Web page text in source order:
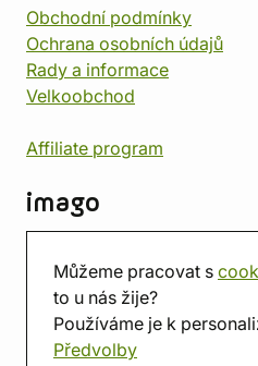
Můžeme pracovat s
to u nás žije?
Používáme je k
Předvolby
Obchodní podmínky
Ochrana osobních údajů
Rady a informace
Velkoobchod
Affiliate program
imago
Prodejna
Herna
O nás
Hodnocení obchodu